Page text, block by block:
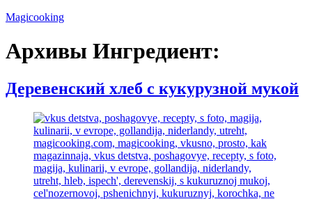
Перейти
содержимому
Magicooking
Архивы Ингредиент:
Деревенский хлеб с кукурузной мукой